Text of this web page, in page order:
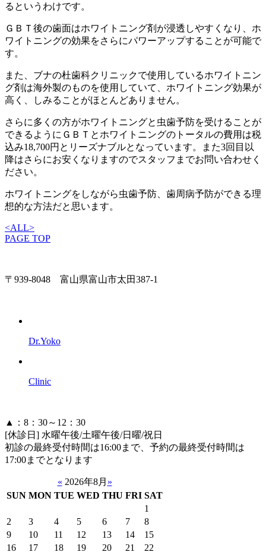
るというわけです。
ＧＢＴ後の歯面はホワイトニング剤が浸透しやすくなり、ホ
ワイトニングの効果をさらにパワーアップすることが可能で
す。
また、ブナの杜歯科クリニックで使用しているホワイトニン
グ剤は海外製のものを使用していて、ホワイトニング効果が
高く、しみることがほとんどありません。
さらに多くの方がホワイトニングと虫歯予防を受けることが
できるようにＧＢＴとホワイトニングのトータルの費用は税
込み18,700円とリーズナブルとなっています。また3回目以
降はさらにお安くなりますのでスタッフまでお問い合わせく
ださい。
ホワイトニングをしながら虫歯予防、歯周病予防ができる理
想的な方法だと思います。
<ALL>
PAGE TOP
〒939-8048 富山県富山市太田387-1
Dr.Yoko
Clinic
▲：8：30～12：30
[休診日] 水曜午後/土曜午後/日曜/祝日
初診の最終受付時間は16:00まで、予約の最終受付時間は
17:00までとなります
« 2026年8月 »
SUN MON TUE WED THU FRI SAT
1
2
3 4 5 6 7
8
9
10 11 12 13 14
15
16
17 18 19 20 21
22